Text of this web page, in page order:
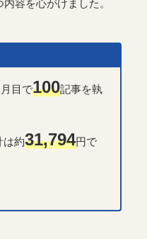
容を心がけました。
目で100記事を執
は約31,794円で